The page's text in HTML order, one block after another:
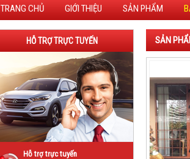
TRANG CHỦ GIỚI THIỆU SẢN PHẨM
SẢN
HỖ TRỢ TRỰC TUYẾN
Hỗ trợ trực tuyến